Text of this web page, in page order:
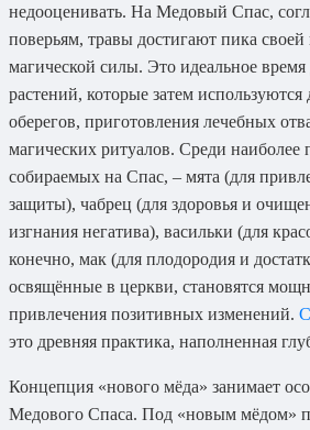
недооценивать. На Медовый Спас,
поверьям, травы достигают пика своей
магической силы. Это идеальное
растений, которые затем
оберегов, приготовления лечебных
магических ритуалов. Среди наиболее
собираемых на Спас, – мята (для
защиты), чабрец (для здоровья и
изгнания негатива), васильки (для
конечно, мак (для плодородия и
освящённые в церкви, становятся
привлечения позитивных изменений.
это древняя практика, наполненная
Концепция «нового мёда» занимает
Медового Спаса. Под «новым мёдом»